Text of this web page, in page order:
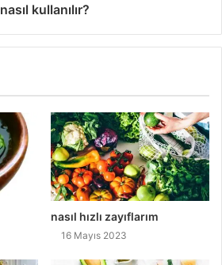
nasıl kullanılır?
nasıl hızlı zayıflarım
16 Mayıs 2023